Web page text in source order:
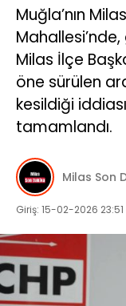
EKONOMI
SPOR
GENEL
İLETIŞIM
KÜNYE
Muğla’nın
Milas İlçe
öne sürülen
kesildiği
tamamlandı.
Milas Son
Giriş: 15-02-2026 23:51